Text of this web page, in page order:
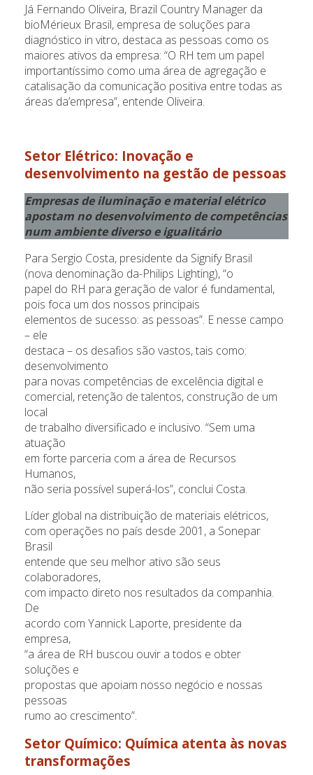
Já Fernando Oliveira, Brazil Country Manager da
bioMérieux Brasil, empresa de soluções para
diagnóstico in vitro, destaca as pessoas como os
maiores ativos da empresa: “O RH tem um papel
importantíssimo como uma área de agregação e
catalisação da comunicação positiva entre todas as
áreas da’empresa”, entende Oliveira.
Setor Elétrico: Inovação e
desenvolvimento na gestão de pessoas
Empresas de iluminação e material elétrico
apostam no desenvolvimento de competências
num ambiente diverso e igualitário
Para Sergio Costa, presidente da Signify Brasil
(nova denominação da-Philips Lighting), “o
papel do RH para geração de valor é fundamental,
pois foca um dos nossos principais
elementos de sucesso: as pessoas”. E nesse campo
– ele
destaca – os desafios são vastos, tais como:
desenvolvimento
para novas competências de excelência digital e
comercial, retenção de talentos, construção de um
local
de trabalho diversificado e inclusivo. “Sem uma
atuação
em forte parceria com a área de Recursos
Humanos,
não seria possível superá-los”, conclui Costa.
Líder global na distribuição de materiais elétricos,
com operações no país desde 2001, a Sonepar
Brasil
entende que seu melhor ativo são seus
colaboradores,
com impacto direto nos resultados da companhia.
De
acordo com Yannick Laporte, presidente da
empresa,
“a área de RH buscou ouvir a todos e obter
soluções e
propostas que apoiam nosso negócio e nossas
pessoas
rumo ao crescimento”.
Setor Químico: Química atenta às novas
transformações